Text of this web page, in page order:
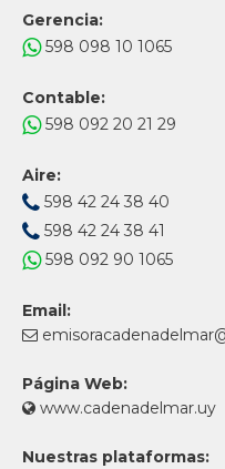
Gerencia:
598 098 10 1065
Contable:
598 092 20 21 29
Aire:
598 42 24 38 40
598 42 24 38 41
598 092 90 1065
Email:
Página Web:
www.cadenadelmar.uy
Nuestras plataformas: